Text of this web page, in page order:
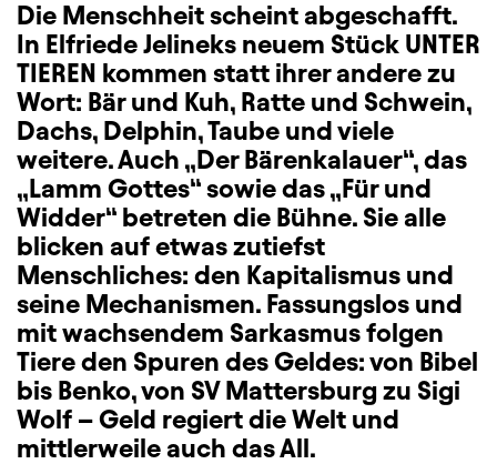
Die Menschheit scheint abgeschafft.
In Elfriede Jelineks neuem Stück UNTER
TIEREN kommen statt ihrer andere zu
Wort: Bär und Kuh, Ratte und Schwein,
Dachs, Delphin, Taube und viele
weitere. Auch „Der Bärenkalauer“, das
„Lamm Gottes“ sowie das „Für und
Widder“ betreten die Bühne. Sie alle
blicken auf etwas zutiefst
Menschliches: den Kapitalismus und
seine Mechanismen. Fassungslos und
mit wachsendem Sarkasmus folgen
Tiere den Spuren des Geldes: von Bibel
bis Benko, von SV Mattersburg zu Sigi
Wolf – Geld regiert die Welt und
mittlerweile auch das All.